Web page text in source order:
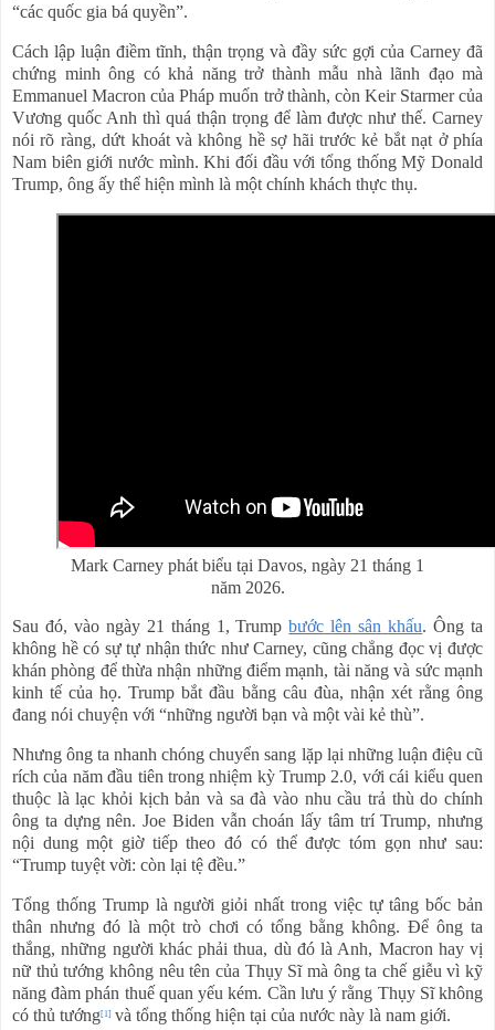
“các quốc gia bá quyền”.
Cách lập luận điềm tĩnh, thận trọng và đầy sức gợi của Carney đã
chứng minh ông có khả năng trở thành mẫu nhà lãnh đạo mà
Emmanuel Macron của Pháp muốn trở thành, còn Keir Starmer của
Vương quốc Anh thì quá thận trọng để làm được như thế. Carney
nói rõ ràng, dứt khoát và không hề sợ hãi trước kẻ bắt nạt ở phía
Nam biên giới nước mình. Khi đối đầu với tổng thống Mỹ Donald
Trump, ông ấy thể hiện mình là một chính khách thực thụ.
Mark Carney phát biểu tại Davos, ngày 21 tháng 1
năm 2026.
Sau đó, vào ngày 21 tháng 1, Trumpbước lên sân khấu. Ông ta
không hề có sự tự nhận thức như Carney, cũng chẳng đọc vị được
khán phòng để thừa nhận những điểm mạnh, tài năng và sức mạnh
kinh tế của họ. Trump bắt đầu bằng câu đùa, nhận xét rằng ông
đang nói chuyện với “những người bạn và một vài kẻ thù”.
Nhưng ông ta nhanh chóng chuyển sang lặp lại những luận điệu cũ
rích của năm đầu tiên trong nhiệm kỳ Trump 2.0, với cái kiểu quen
thuộc là lạc khỏi kịch bản và sa đà vào nhu cầu trả thù do chính
ông ta dựng nên. Joe Biden vẫn choán lấy tâm trí Trump, nhưng
nội dung một giờ tiếp theo đó có thể được tóm gọn như sau:
“Trump tuyệt vời: còn lại tệ đều.”
Tổng thống Trump là người giỏi nhất trong việc tự tâng bốc bản
thân nhưng đó là một trò chơi có tổng bằng không. Để ông ta
thắng, những người khác phải thua, dù đó là Anh, Macron hay vị
nữ thủ tướng không nêu tên của Thụy Sĩ mà ông ta chế giễu vì kỹ
năng đàm phán thuế quan yếu kém. Cần lưu ý rằng Thụy Sĩ không
có thủ tướng[1] và tổng thống hiện tại của nước này là nam giới.